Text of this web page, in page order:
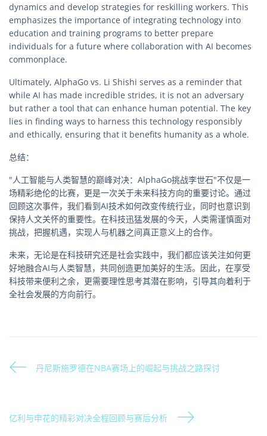
dynamics and develop strategies for reskilling workers. This
emphasizes the importance of integrating technology into
education and training programs to better prepare
individuals for a future where collaboration with AI becomes
commonplace.
Ultimately, AlphaGo vs. Li Shishi serves as a reminder that
while AI has made incredible strides, it is not an adversary
but rather a tool that can enhance human potential. The key
lies in finding ways to harness this technology responsibly
and ethically, ensuring that it benefits humanity as a whole.
总结：
"人工智能与人类智慧的巅峰对决：AlphaGo挑战李世石"不仅是一
场精彩绝伦的比赛，更是一次关于未来科技方向的重要讨论。通过
回顾这次事件，我们看到AI技术如何改变传统行业，同时也意识到
保持人文关怀的重要性。在科技迅猛发展的今天，人类需谨慎面对
挑战，把握机遇，实现人与机器之间真正意义上的合作。
未来，无论是在科技研究还是社会实践中，我们都应该关注如何更
好地融合AI与人类智慧，共同创造更加美好的生活。因此，在享受
科技带来便利之余，更需要理性思考其潜在影响，引导其向着利于
全社会发展的方向前行。
丹尼斯施罗德在NBA赛场上的崛起与挑战之路探讨
亿利与申花的精彩对决全程回顾与赛后分析